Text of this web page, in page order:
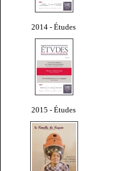
2014 - Études
2015 - Études